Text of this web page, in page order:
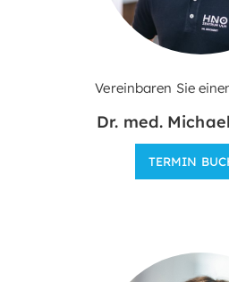
Vereinbaren Sie
Dr. med.
TERMIN